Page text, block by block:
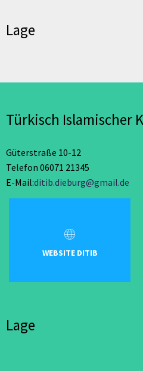
Lage
Türkisch Islamischer
Güterstraße 10-12
Telefon 06071 21345
E-Mail:ditib.dieburg@gmail.de
WEBSITE DITIB
Lage